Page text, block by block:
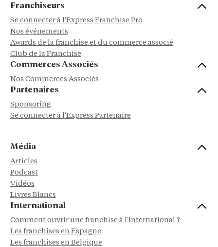
Franchiseurs
Se connecter à l'Express Franchise Pro
Nos événements
Awards de la franchise et du commerce associé
Club de la Franchise
Commerces Associés
Nos Commerces Associés
Partenaires
Sponsoring
Se connecter à l'Express Partenaire
Média
Articles
Podcast
Vidéos
Livres Blancs
International
Comment ouvrir une franchise à l'international ?
Les franchises en Espagne
Les franchises en Belgique